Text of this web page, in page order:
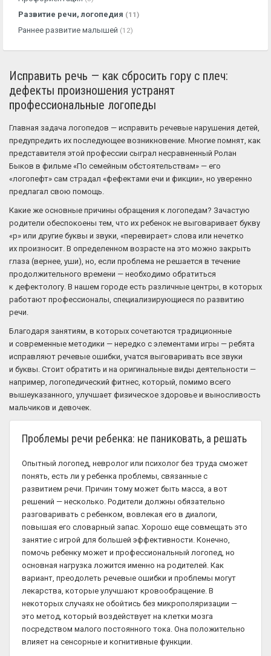
Развитие речи, логопедия (11)
Раннее развитие малышей (12)
Исправить речь — как сбросить гору с плеч:
дефекты произношения устранят
профессиональные логопеды
Главная задача логопедов — исправить речевые нарушения детей,
предупредить их последующее возникновение. Многие помнят, как
представителя этой профессии сыграл несравненный Ролан
Быков в фильме «По семейным обстоятельствам» — его
«логопефт» сам страдал «фефектами ечи и фикции», но уверенно
предлагал свою помощь.
Какие же основные причины обращения к логопедам? Зачастую
родители обеспокоены тем, что их ребенок не выговаривает букву
«р» или другие буквы и звуки, «перевирает» слова или нечетко
их произносит. В определенном возрасте на это можно закрыть
глаза (вернее, уши), но, если проблема не решается в течение
продолжительного времени — необходимо обратиться
к дефектологу. В нашем городе есть различные центры, в которых
работают профессионалы, специализирующиеся по развитию
речи.
Благодаря занятиям, в которых сочетаются традиционные
и современные методики — нередко с элементами игры — ребята
исправляют речевые ошибки, учатся выговаривать все звуки
и буквы. Стоит обратить и на оригинальные виды деятельности —
например, логопедический фитнес, который, помимо всего
вышеуказанного, улучшает физическое здоровье и выносливость
мальчиков и девочек.
Проблемы речи ребенка: не паниковать, а решать
Опытный логопед, невролог или психолог без труда сможет
понять, есть ли у ребенка проблемы, связанные с
развитием речи. Причин тому может быть масса, а вот
решений — несколько. Родители должны обязательно
разговаривать с ребенком, вовлекая его в диалоги,
повышая его словарный запас. Хорошо еще совмещать это
занятие с игрой для большей эффективности. Конечно,
помочь ребенку может и профессиональный логопед, но
основная нагрузка ложится именно на родителей. Как
вариант, преодолеть речевые ошибки и проблемы могут
лекарства, которые улучшают кровообращение. В
некоторых случаях не обойтись без микрополяризации —
это метод, который воздействует на клетки мозга
посредством малого постоянного тока. Она положительно
влияет на сенсорные и когнитивные функции.